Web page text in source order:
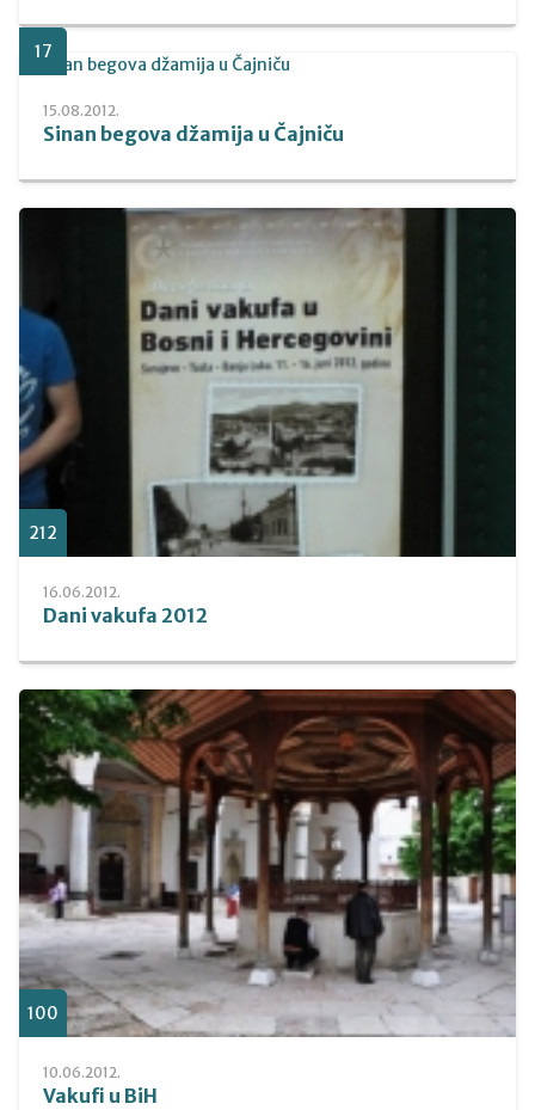
17
15.08.2012.
Sinan begova džamija u Čajniču
212
16.06.2012.
Dani vakufa 2012
100
10.06.2012.
Vakufi u BiH